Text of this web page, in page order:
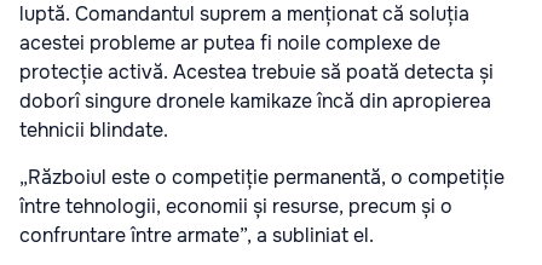
luptă. Comandantul suprem a menționat că soluția
acestei probleme ar putea fi noile complexe de
protecție activă. Acestea trebuie să poată detecta și
doborî singure dronele kamikaze încă din apropierea
tehnicii blindate.
„Războiul este o competiție permanentă, o competiție
între tehnologii, economii și resurse, precum și o
confruntare între armate”, a subliniat el.